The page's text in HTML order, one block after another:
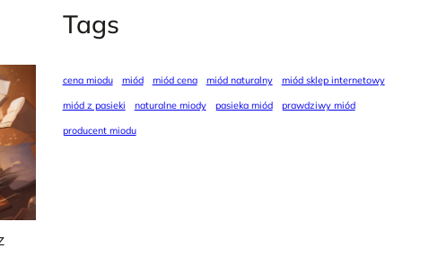
Tags
cena miodu miód miód cena miód naturalny
miód sklep internetowy
miód z pasieki
naturalne miody pasieka miód
prawdziwy miód
producent miodu